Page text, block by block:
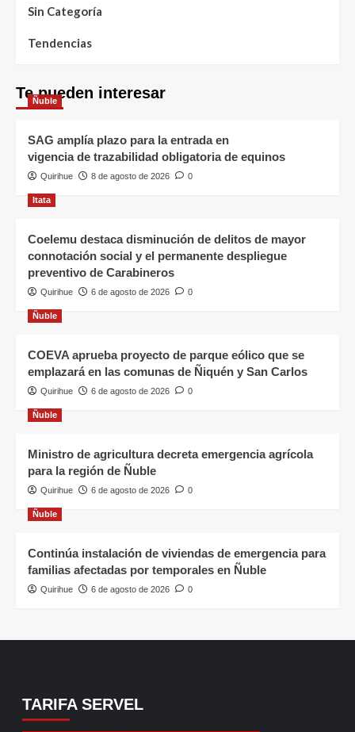
Sin Categoría
Tendencias
Te pueden interesar
Ñuble
SAG amplía plazo para la entrada en
vigencia de trazabilidad obligatoria de equinos
Quirihue 8 de agosto de 2026 0
Itata
Coelemu destaca disminución de delitos de mayor
connotación social y el permanente despliegue
preventivo de Carabineros
Quirihue 6 de agosto de 2026 0
Ñuble
COEVA aprueba proyecto de parque eólico que se
emplazará en las comunas de Ñiquén y San Carlos
Quirihue 6 de agosto de 2026 0
Ñuble
Ministro de agricultura decreta emergencia agrícola
para la región de Ñuble
Quirihue 6 de agosto de 2026 0
Ñuble
Continúa instalación de viviendas de emergencia para
familias afectadas por temporales en Ñuble
Quirihue 6 de agosto de 2026 0
TARIFA SERVEL